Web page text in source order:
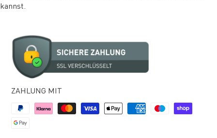
kannst.
ZAHLUNG MIT